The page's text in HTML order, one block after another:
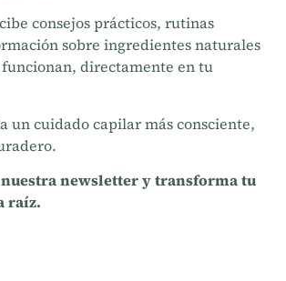
consejos prácticos, rutinas
sobre ingredientes naturales
directamente en tu
un cuidado capilar más consciente,
newsletter y transforma tu
raíz.